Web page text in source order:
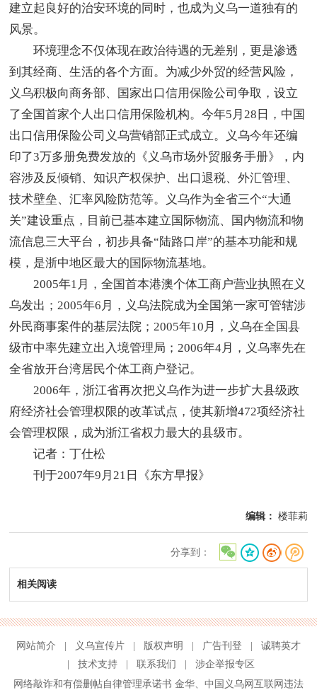
建立起良好的治安环境的同时，也成为义乌一道独有的
风景。
环境理念不仅体现在政治待遇的无差别，更是渗透
到其经商、生活的各个方面。为减少外贸的经营风险，
义乌积极向商务部、国家出口信用保险公司争取，设立
了全国首家个人出口信用保险机构。今年5月28日，中国
出口信用保险公司义乌营销部正式成立。义乌今年还编
印了3万多册免费发放的《义乌市场外贸服务手册》，内
容涉及反倾销、知识产权保护、出口退税、外汇管理、
技术壁垒、汇率风险防范等。义乌作为全省三个“大通
关”建设重点，目前已基本建立国际物流、国内物流和物
流信息三大平台，初步具备“陆路口岸”的基本功能和规
模，是浙中地区最大的国际物流基地。
2005年1月，全国首本港澳个体工商户营业执照在义
乌发出；2005年6月，义乌法院成为全国第一家可管辖涉
外民商事案件的基层法院；2005年10月，义乌在全国县
级市中率先建立出入境管理局；2006年4月，义乌率先在
全省放开台湾居民个体工商户登记。
2006年，浙江省再次把义乌作为进一步扩大县级政
府经济社会管理权限的改革试点，使其新增472项经济社
会管理权限，成为浙江省权力最大的县级市。
记者：丁仕松
刊于2007年9月21日《东方早报》
编辑： 楼菲莉
分享到：
相关阅读
网站简介 义乌宣传片 版权声明 广告刊登
诚聘英才
技术支持 联系我们
涉企举报专区
网络敲诈和有偿删帖自律管理承诺书 金华、 中国义乌网互联网违法